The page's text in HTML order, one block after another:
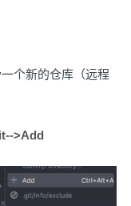
个新的仓库（远程
>Add